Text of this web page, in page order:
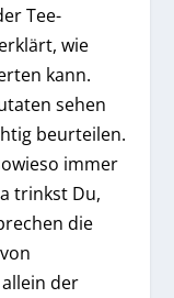
Tee-
wie
kann.
sehen
beurteilen.
immer
trinkst Du,
die
der